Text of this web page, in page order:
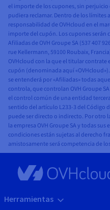
el importe de los cupones, sin
pudiera reclamar. Dentro de los
responsabilidad de OVHcloud en el
importe del cupón. Los cupones serán
Afiliadas de OVH Groupe SA (537 407
rue Kellermann, 59100 Roubaix,
OVHcloud con la que el titular
cupón (denominada aquí
se entenderá por «Afiliadas» todas
controla, que controlan OVH Groupe
el control común de una entidad
sentido del artículo L233-3 del Código
puede ser directo o indirecto. Por otro
la empresa OVH Groupe SA y todas
condiciones están sujetas al derecho
amistosamente será competencia de
Herramientas